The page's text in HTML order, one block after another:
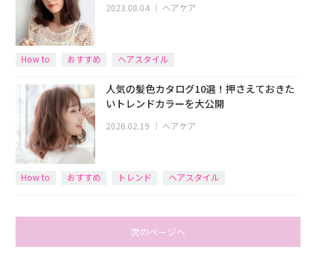
2023.08.04 ｜ ヘアケア
How to おすすめ ヘアスタイル
人気の髪色カタログ10選！押さえておきた
いトレンドカラーを大公開
2026.02.19 ｜ ヘアケア
How to おすすめ トレンド ヘアスタイル
次のページへ